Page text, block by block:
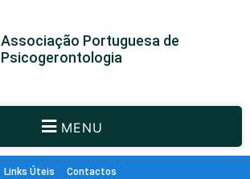
Associação Portuguesa de
Psicogerontologia
MENU
Links Úteis Contactos